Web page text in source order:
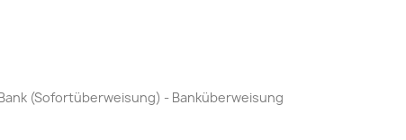
(Sofortüberweisung) - Banküberweisung